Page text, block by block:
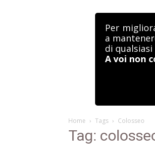
Per
a
di qualsiasi
A voi non
Home Tags Colosseo
Tag: